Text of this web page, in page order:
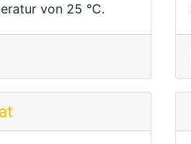
von 25 °C.